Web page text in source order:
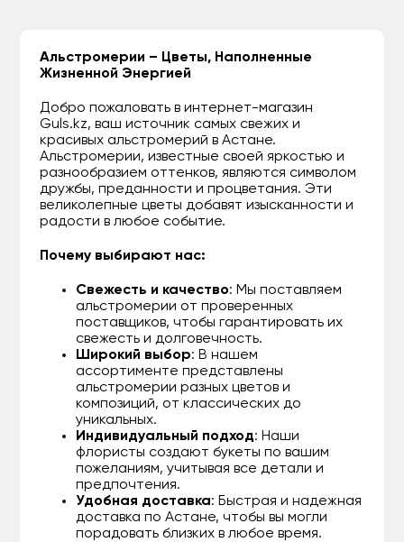
Альстромерии – Цветы, Наполненные
Жизненной Энергией
Добро пожаловать в интернет-магазин
Guls.kz, ваш источник самых свежих и
красивых альстромерий в Астане.
Альстромерии, известные своей яркостью и
разнообразием оттенков, являются символом
дружбы, преданности и процветания. Эти
великолепные цветы добавят изысканности и
радости в любое событие.
Почему выбирают нас:
Свежесть и качество: Мы поставляем
альстромерии от проверенных
поставщиков, чтобы гарантировать их
свежесть и долговечность.
Широкий выбор: В нашем
ассортименте представлены
альстромерии разных цветов и
композиций, от классических до
уникальных.
Индивидуальный подход: Наши
флористы создают букеты по вашим
пожеланиям, учитывая все детали и
предпочтения.
Удобная доставка: Быстрая и надежная
доставка по Астане, чтобы вы могли
порадовать близких в любое время.